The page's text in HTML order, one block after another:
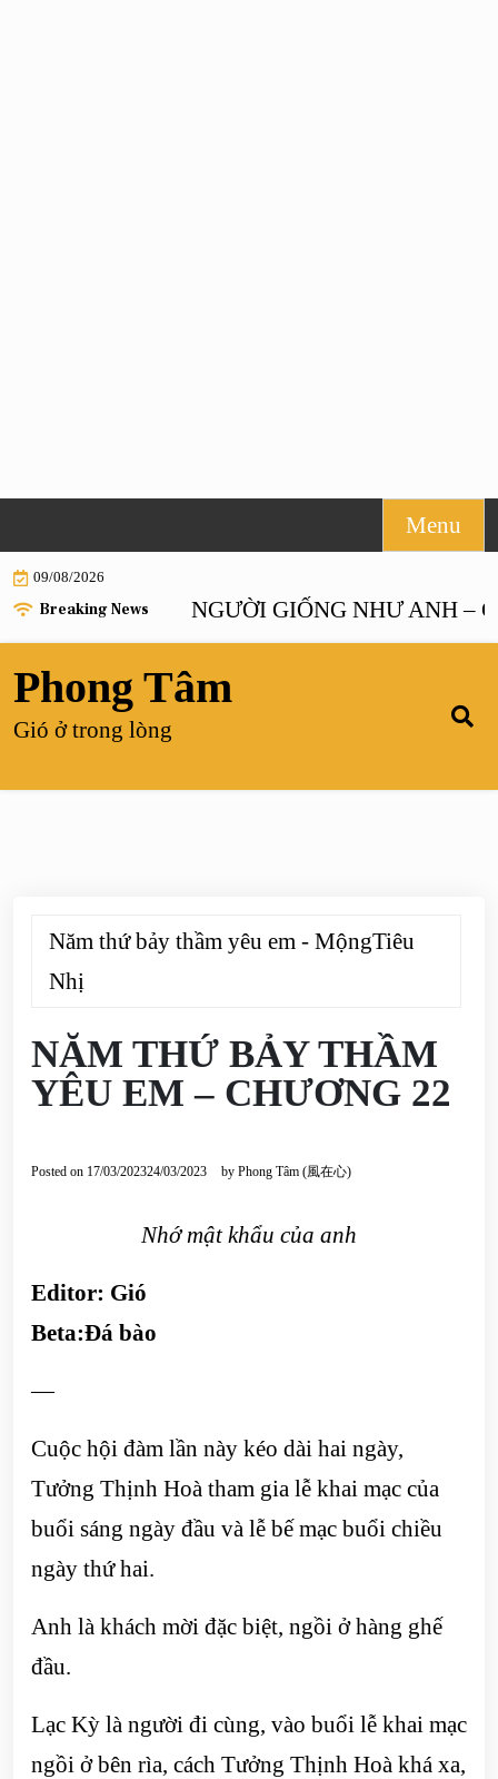
to
content
Menu
09/08/2026
Breaking News
ANH HOẶC NGƯỜI GIỐNG NHƯ ANH –
Phong Tâm
Gió ở trong lòng
Năm thứ bảy thầm yêu em - MộngTiêu
Nhị
NĂM THỨ BẢY THẦM
YÊU EM – CHƯƠNG 22
Posted on 17/03/202324/03/2023 by Phong Tâm (風在心)
Nhớ mật khẩu của anh
Editor: Gió
Beta:Đá bào
—
Cuộc hội đàm lần này kéo dài hai ngày,
Tưởng Thịnh Hoà tham gia lễ khai mạc của
buổi sáng ngày đầu và lễ bế mạc buổi chiều
ngày thứ hai.
Anh là khách mời đặc biệt, ngồi ở hàng ghế
đầu.
Lạc Kỳ là người đi cùng, vào buổi lễ khai mạc
ngồi ở bên rìa, cách Tưởng Thịnh Hoà khá xa,